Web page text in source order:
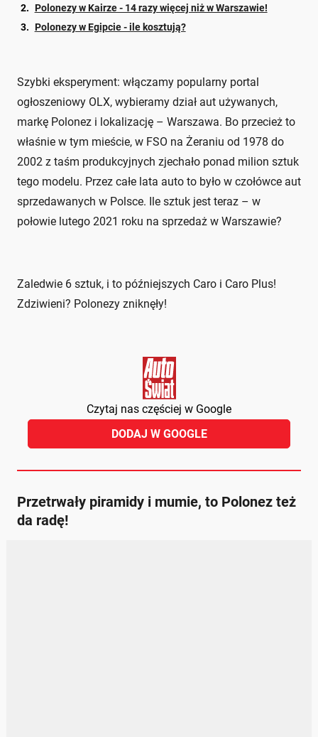
Polonezy w Kairze - 14 razy więcej niż w Warszawie!
Polonezy w Egipcie - ile kosztują?
Szybki eksperyment: włączamy popularny portal
ogłoszeniowy OLX, wybieramy dział aut używanych,
markę Polonez i lokalizację – Warszawa. Bo przecież to
właśnie w tym mieście, w FSO na Żeraniu od 1978 do
2002 z taśm produkcyjnych zjechało ponad milion sztuk
tego modelu. Przez całe lata auto to było w czołówce aut
sprzedawanych w Polsce. Ile sztuk jest teraz – w
połowie lutego 2021 roku na sprzedaż w Warszawie?
Zaledwie 6 sztuk, i to późniejszych Caro i Caro Plus!
Zdziwieni? Polonezy zniknęły!
Czytaj nas częściej w Google
DODAJ W GOOGLE
Przetrwały piramidy i mumie, to Polonez też
da radę!